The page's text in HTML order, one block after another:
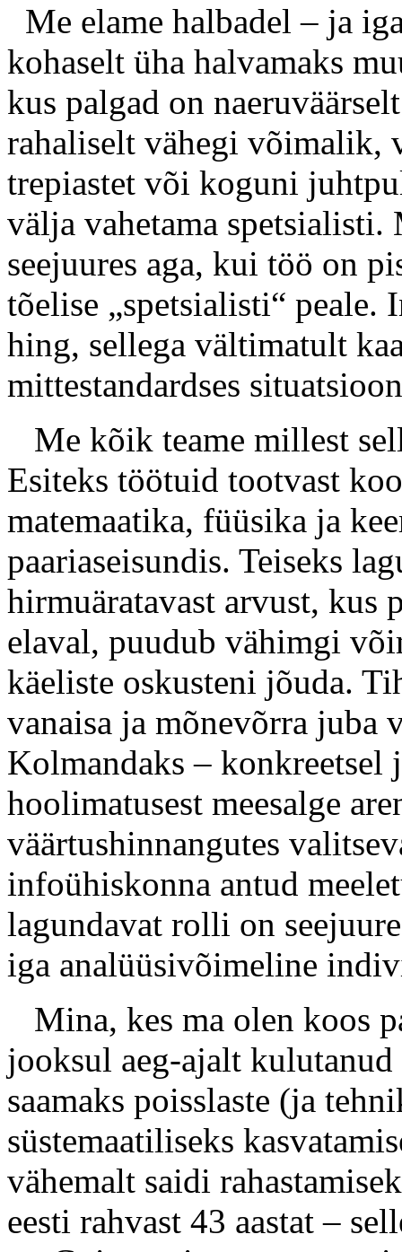
Me elame halbadel – ja
kohaselt üha halvamaks
kus palgad on
rahaliselt vähegi võimalik,
trepiastet või koguni
välja vahetama
seejuures aga, kui töö on
tõelise „spetsialisti“ peale.
hing, sellega vältimatult
mittestandardses
Me kõik teame millest
Esiteks töötuid tootvast
matemaatika, füüsika ja
paariaseisundis. Teiseks
hirmuäratavast arvust, kus
elaval, puudub vähimgi
käeliste oskusteni jõuda.
vanaisa ja mõnevõrra juba
Kolmandaks –
hoolimatusest meesalge
väärtushinnangutes
infoühiskonna antud
lagundavat rolli on
iga analüüsivõimeline
Mina, kes ma olen koos
jooksul aeg-ajalt kulutanud
saamaks poisslaste (ja
süstemaatiliseks
vähemalt saidi
eesti rahvast 43 aastat –